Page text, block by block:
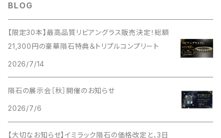
BLOG
【限定30本】最高品質リビアングラス販売決定！総額
21,300円の豪華隕石特典＆トリプルコンプリート
2026/7/14
隕石の展示会［秋］開催のお知らせ
2026/7/6
【大切なお知らせ】イミラック隕石の価格改定と、3日